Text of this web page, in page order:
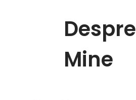
Despre
Mine